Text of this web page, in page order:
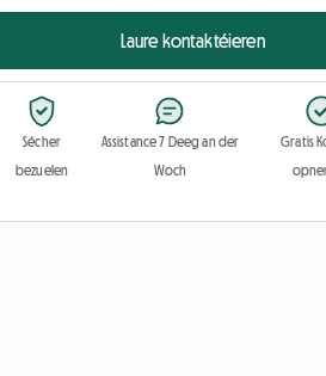
Laure kontaktéieren
Sécher
bezuelen
Assistance 7 Deeg an der
Woch
Gratis